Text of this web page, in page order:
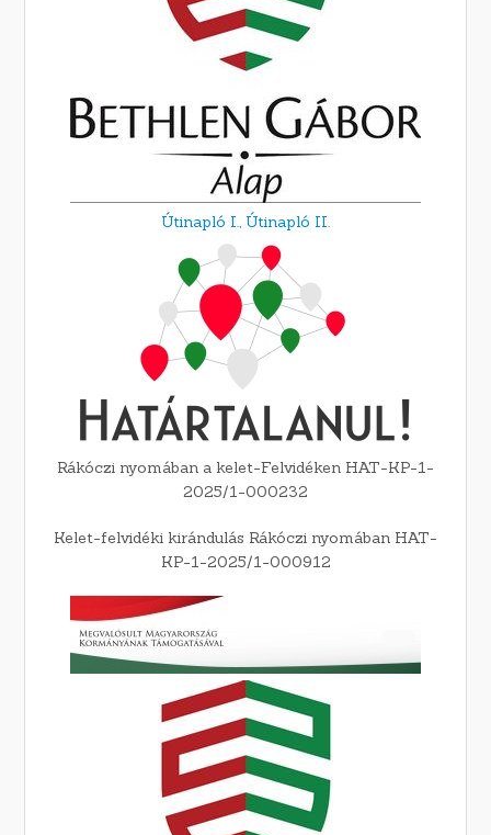
Útinapló I., Útinapló II.
Rákóczi nyomában a kelet-Felvidéken HAT-KP-1-
2025/1-000232
Kelet-felvidéki kirándulás Rákóczi nyomában HAT-
KP-1-2025/1-000912